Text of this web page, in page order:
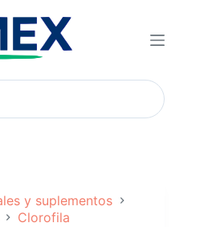
y suplementos
Clorofila